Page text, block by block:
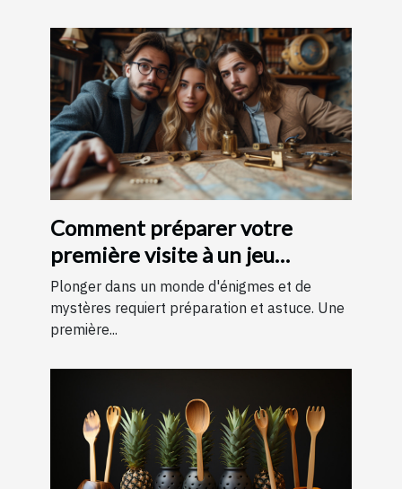
Comment préparer votre
première visite à un jeu
d'évasion : conseils et astuces
pour une expérience
mémorable
Plonger dans un monde d'énigmes et de
mystères requiert préparation et astuce. Une
première...